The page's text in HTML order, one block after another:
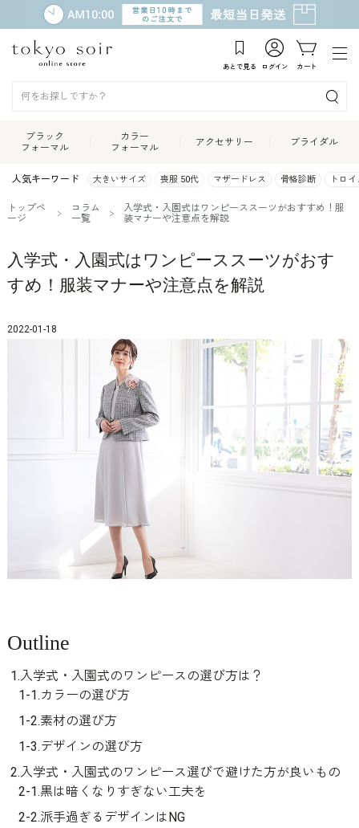
あとで見る ログイン カート
ブラック
フォーマル
カラー
フォーマル
アクセサリー ブライダル
人気キーワード 大きいサイズ 喪服 50代 マザードレス 骨格診断 トロ
トップペ
ージ
コラム
一覧
入学式・入園式はワンピーススーツがおすすめ！服
装マナーや注意点を解説
入学式・入園式はワンピーススーツがおす
すめ！服装マナーや注意点を解説
2022-01-18
Outline
1.入学式・入園式のワンピースの選び方は？
1-1.カラーの選び方
1-2.素材の選び方
1-3.デザインの選び方
2.入学式・入園式のワンピース選びで避けた方が良いもの
2-1.黒は暗くなりすぎない工夫を
2-2.派手過ぎるデザインはNG